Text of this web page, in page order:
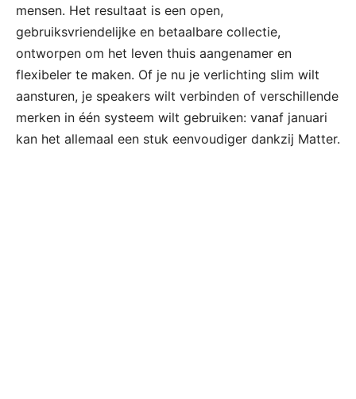
mensen. Het resultaat is een open,
gebruiksvriendelijke en betaalbare collectie,
ontworpen om het leven thuis aangenamer en
flexibeler te maken. Of je nu je verlichting slim wilt
aansturen, je speakers wilt verbinden of verschillende
merken in één systeem wilt gebruiken: vanaf januari
kan het allemaal een stuk eenvoudiger dankzij Matter.